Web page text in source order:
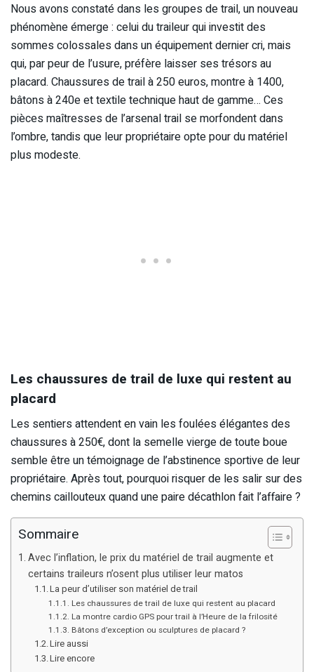
Nous avons constaté dans les groupes de trail, un nouveau
phénomène émerge : celui du traileur qui investit des
sommes colossales dans un équipement dernier cri, mais
qui, par peur de l’usure, préfère laisser ses trésors au
placard. Chaussures de trail à 250 euros, montre à 1400,
bâtons à 240e et textile technique haut de gamme… Ces
pièces maîtresses de l’arsenal trail se morfondent dans
l’ombre, tandis que leur propriétaire opte pour du matériel
plus modeste.
Les chaussures de trail de luxe qui restent au
placard
Les sentiers attendent en vain les foulées élégantes des
chaussures à 250€, dont la semelle vierge de toute boue
semble être un témoignage de l’abstinence sportive de leur
propriétaire. Après tout, pourquoi risquer de les salir sur des
chemins caillouteux quand une paire décathlon fait l’affaire ?
Sommaire
Avec l’inflation, le prix du matériel de trail augmente et
certains traileurs n’osent plus utiliser leur matos
La peur d’utiliser son matériel de trail
Les chaussures de trail de luxe qui restent au placard
La montre cardio GPS pour trail à l’Heure de la frilosité
Bâtons d’exception ou sculptures de placard ?
Lire aussi
Lire encore